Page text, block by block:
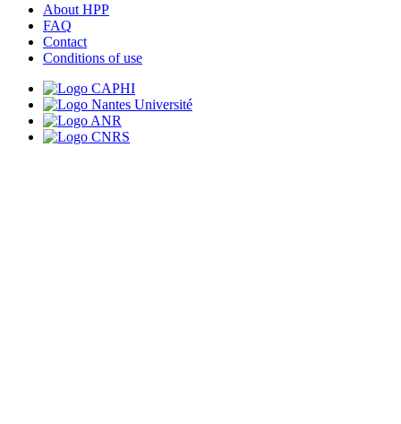
About HPP
FAQ
Contact
Conditions of use